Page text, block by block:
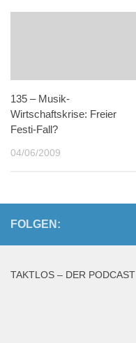
135 – Musik-
Wirtschaftskrise: Freier
Festi-Fall?
04/06/2009
FOLGEN:
TAKTLOS – DER PODCAST